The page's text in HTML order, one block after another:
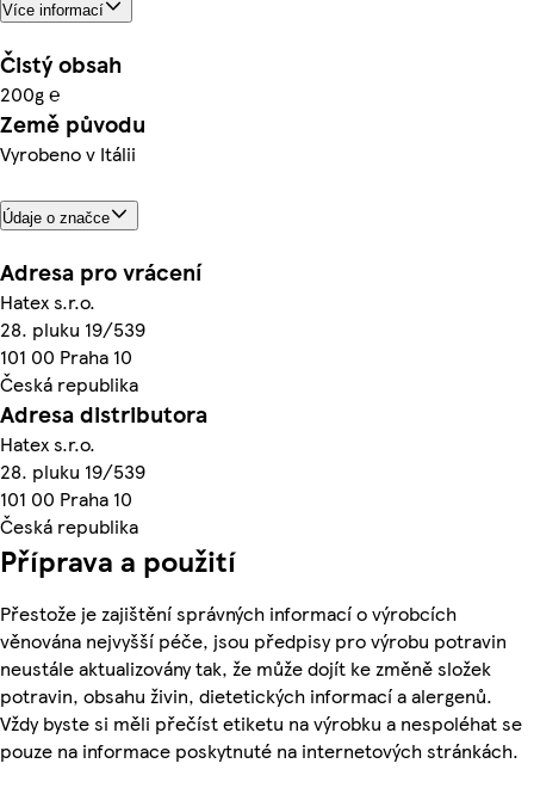
Více informací
Čistý obsah
200g ℮
Země původu
Vyrobeno v Itálii
Údaje o značce
Adresa pro vrácení
Hatex s.r.o.
28. pluku 19/539
101 00 Praha 10
Česká republika
Adresa distributora
Hatex s.r.o.
28. pluku 19/539
101 00 Praha 10
Česká republika
Příprava a použití
Přestože je zajištění správných informací o výrobcích
věnována nejvyšší péče, jsou předpisy pro výrobu potravin
neustále aktualizovány tak, že může dojít ke změně složek
potravin, obsahu živin, dietetických informací a alergenů.
Vždy byste si měli přečíst etiketu na výrobku a nespoléhat se
pouze na informace poskytnuté na internetových stránkách.